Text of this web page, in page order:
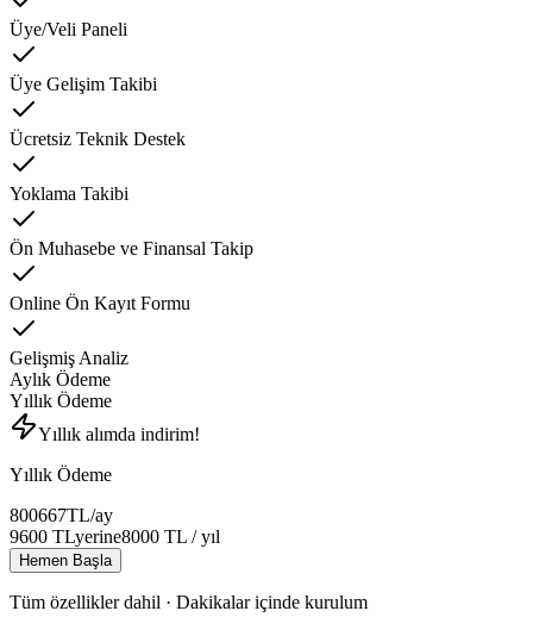
Üye/Veli Paneli
Üye Gelişim Takibi
Ücretsiz Teknik Destek
Yoklama Takibi
Ön Muhasebe ve Finansal Takip
Online Ön Kayıt Formu
Gelişmiş Analiz
Aylık Ödeme
Yıllık Ödeme
Yıllık alımda indirim!
Yıllık Ödeme
800667TL/ay
9600 TLyerine8000 TL / yıl
Hemen Başla
Tüm özellikler dahil · Dakikalar içinde kurulum